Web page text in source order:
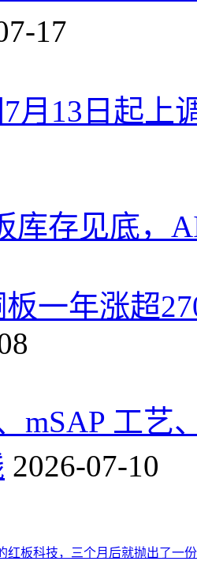
17
月13日起上
库存见底，
板一年涨超
mSAP 工艺
2026-07-10
红板科技，三个月后就抛出了一